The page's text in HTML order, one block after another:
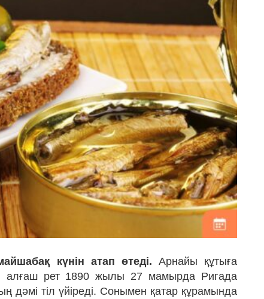
күнін атап өтеді. Арнайы құтыға
алғаш рет 1890 жылы 27 мамырда Ригада
дәмі тіл үйіреді. Сонымен қатар құрамында